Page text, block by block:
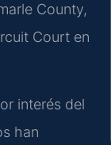
County,
Court en
interés del
han